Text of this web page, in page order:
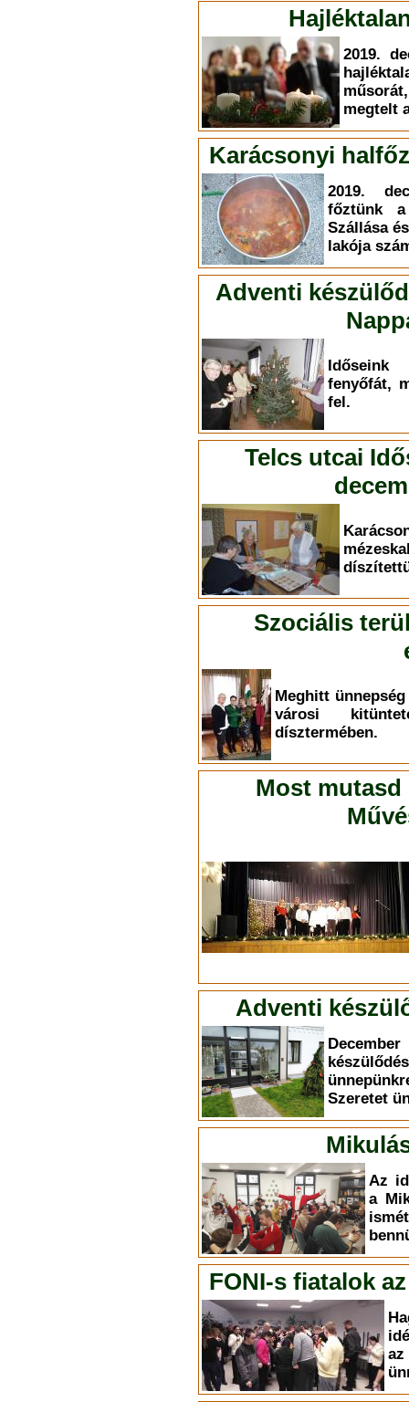
2019.
megtelt
Karácsonyi
2019.
főztünk a
Szállása
lakója
Adventi
fenyőfát,
fel.
Telcs utcai
Szociális
Meghitt
városi
dísztermében.
Most mutasd
Adventi
Szeretet
Az
a
FONI-s fiatalok